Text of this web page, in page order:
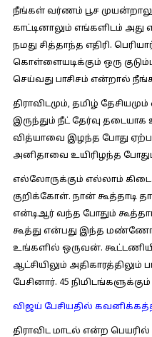
நீங்கள் வர்ணம் பூச
காட்டினாலும் எங்களிடம் அது
நமது சித்தாந்த எதிரி.
கொள்ளையடிக்கும் ஒரு
செய்வது பாசிசம் என்றால்
திராவிடமும், தமிழ்
இருந்தும் நீட் தேர்வு
வித்யாவை இழந்த போது
அனிதாவை உயிரிழந்த
எல்லோருக்கும் எல்லாம்
குறிக்கோள். நான் கூத்தாடி
என்டிஆர் வந்த போதும்
கூத்து என்பது இந்த
உங்களில் ஒருவன்.
ஆட்சியிலும்
பேசினார். 45
விஜய் பேசியதில்
திராவிட மாடல் என்ற